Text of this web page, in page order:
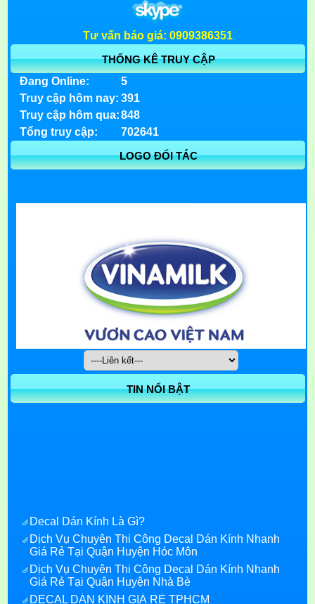
Tư vấn báo giá: 0909386351
THỐNG KÊ TRUY CẬP
Đang Online:
5
Truy cập hôm nay: 391
Truy cập hôm qua: 848
Tổng truy cập:
702641
LOGO ĐỐI TÁC
TIN NỔI BẬT
Dịch Vụ Chuyên Thi Công Decal Dán Kính Nhanh
Giá Rẻ Tại Quận Huyện Hóc Môn
Dịch Vụ Chuyên Thi Công Decal Dán Kính Nhanh
Giá Rẻ Tại Quận Huyện Nhà Bè
DECAL DÁN KÍNH GIÁ RẺ TPHCM